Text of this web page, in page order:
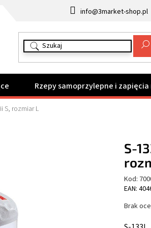
info@3market-shop.pl
Rzepy samoprzylepne i zapięcia
S, rozmiar L
S-
Kod:
EAN:
Średnia
produktu
Brak